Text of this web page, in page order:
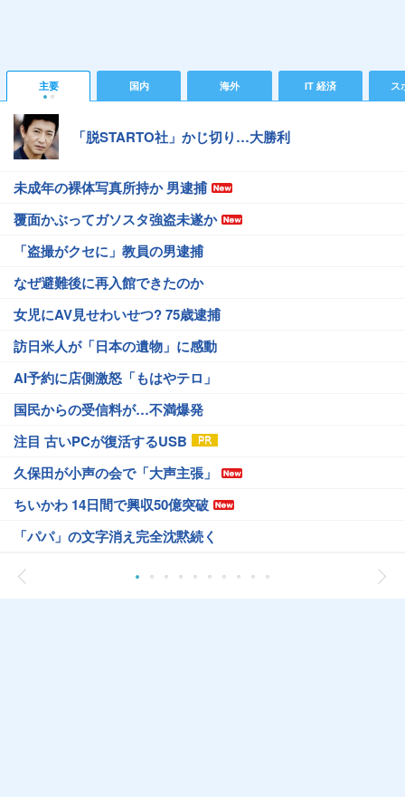
主要 国内 海外 IT 経済 ス
「脱STARTO社」かじ切り…大勝利
未成年の裸体写真所持か 男逮捕
覆面かぶってガソスタ強盗未遂か
「盗撮がクセに」教員の男逮捕
なぜ避難後に再入館できたのか
女児にAV見せわいせつ? 75歳逮捕
訪日米人が「日本の遺物」に感動
AI予約に店側激怒「もはやテロ」
国民からの受信料が…不満爆発
注目 古いPCが復活するUSB
久保田が小声の会で「大声主張」
ちいかわ 14日間で興収50億突破
「パパ」の文字消え完全沈黙続く